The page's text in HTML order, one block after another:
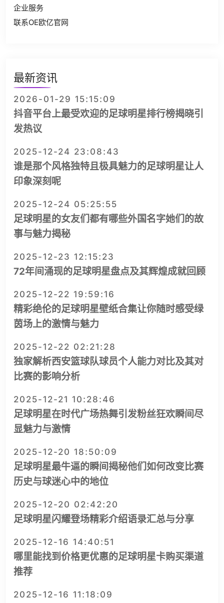
企业服务
联系OE欧亿官网
最新资讯
2026-01-29 15:15:09
抖音平台上最受欢迎的足球明星排行榜揭晓引
发热议
2025-12-24 23:08:43
谁是那个风格独特且极具魅力的足球明星让人
印象深刻呢
2025-12-24 05:25:55
足球明星的女友们都有哪些外国名字她们的故
事与魅力揭秘
2025-12-23 12:15:23
72年间涌现的足球明星盘点及其辉煌成就回顾
2025-12-22 19:59:16
精彩绝伦的足球明星壁纸合集让你随时感受绿
茵场上的激情与魅力
2025-12-22 02:21:28
独家解析西安篮球队球员个人能力对比及其对
比赛的影响分析
2025-12-21 10:28:46
足球明星在时代广场热舞引发粉丝狂欢瞬间尽
显魅力与激情
2025-12-20 18:50:09
足球明星最牛逼的瞬间揭秘他们如何改变比赛
历史与球迷心中的地位
2025-12-20 02:42:20
足球明星闪耀登场精彩介绍语录汇总与分享
2025-12-16 14:40:51
哪里能找到价格更优惠的足球明星卡购买渠道
推荐
2025-12-16 11:18:09